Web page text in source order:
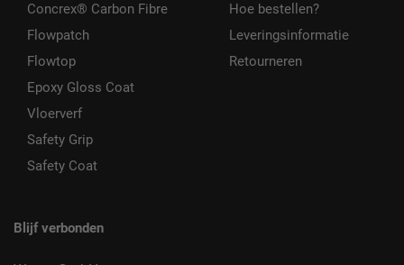
Concrex® Carbon Fibre
Flowpatch
Flowtop
Epoxy Gloss Coat
Vloerverf
Safety Grip
Safety Coat
Hoe bestellen?
Leveringsinformatie
Retourneren
Blijf verbonden